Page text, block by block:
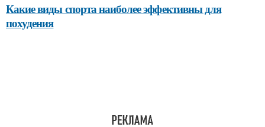
Какие виды спорта наиболее эффективны для
похудения